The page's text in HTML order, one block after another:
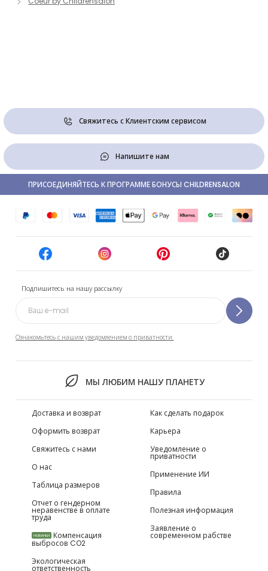
Свяжитесь с Клиентским сервисом
Напишите нам
Подпишитесь на нашу рассылку
Ознакомьтесь с нашим уведомлением о приватности.
МЫ ЛЮБИМ НАШУ ПЛАНЕТУ
ПРИСОЕДИНЯЙТЕСЬ К ПРОГРАММЕ БОНУСЫ CHILDRENSALON
Доставка и возврат
Оформить возврат
Свяжитесь с нами
О нас
Таблица размеров
Отчет о гендерном
неравенстве в оплате
труда
НОВИНКИ Компенсация
выбросов CO2
Экологическая
ответственность
Как сделать подарок
Карьера
Уведомление о
приватности
Применение ИИ
Правила
Полезная информация
Заявление о
современном рабстве